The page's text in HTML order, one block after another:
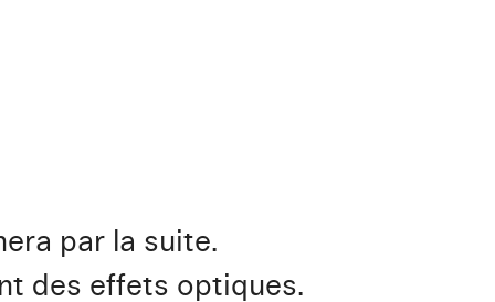
par la suite.
des effets optiques.